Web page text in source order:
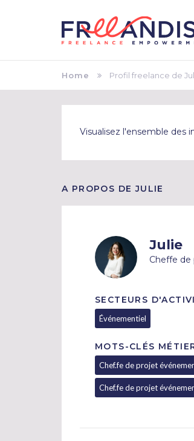
Home Profil freelance de
Visualisez l'ensemble des
A PROPOS DE JULIE
Julie
Cheffe
SECTEURS
Événementiel
MOTS-CLÉS
Chef.fe de projet
Chef.fe de projet